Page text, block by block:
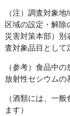
（注）調査対象
区域の設定・解
災害対策本部）別
査対象品目として
（参考）食品中
放射性セシウムの
（酒類には、一
ます）